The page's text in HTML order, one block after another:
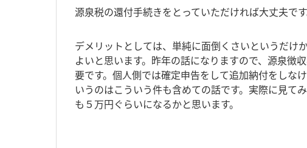
源泉税の還付手続きをとっていただければ大丈夫です
デメリットとしては、単純に面倒くさいというだけ
よいと思います。昨年の話になりますので、源泉徴
要です。個人側では確定申告をして追加納付をしな
いうのはこういう件も含めての話です。実際に見て
も５万円ぐらいになるかと思います。